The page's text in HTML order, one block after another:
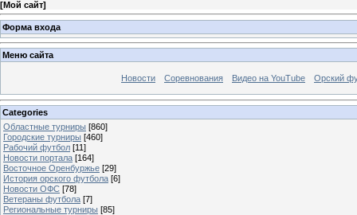
[Мой сайт]
Форма входа
Меню сайта
Новости Соревнования Видео на YouTube Орский
Categories
Областные турниры [860]
Городские турниры [460]
Рабочий футбол [11]
Новости портала [164]
Восточное Оренбуржье [29]
История орского футбола [6]
Новости ОФС [78]
Ветераны футбола [7]
Региональные турниры [85]